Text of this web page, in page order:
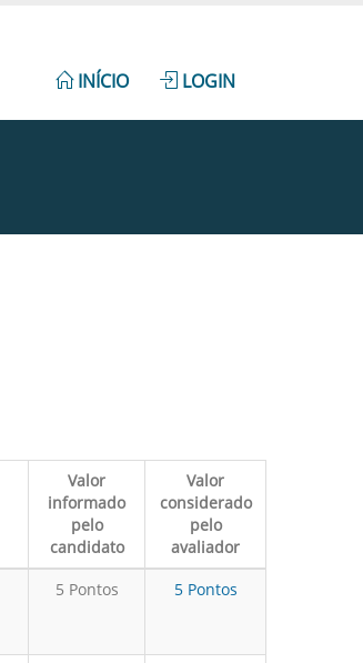
INÍCIO LOGIN
Valor
informado
pelo
candidato
Valor
considerado
pelo
avaliador
5 Pontos 5 Pontos